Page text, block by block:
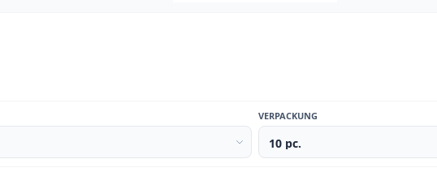
VERPACKUNG